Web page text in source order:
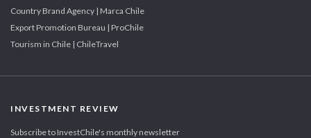
Country Brand Agency | Marca Chile
Export Promotion Bureau | ProChile
Tourism in Chile | ChileTravel
INVESTMENT REVIEW
Subscribe to InvestChile's monthly newsletter